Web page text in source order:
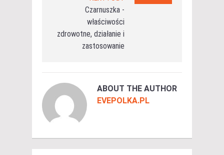
Czarnuszka -
właściwości
zdrowotne, działanie i
zastosowanie
ABOUT THE AUTHOR
EVEPOLKA.PL